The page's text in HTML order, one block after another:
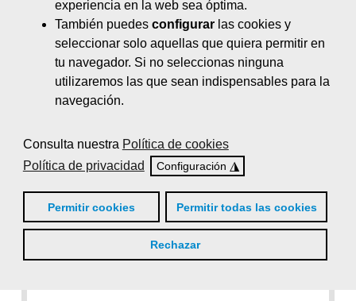
experiencia en la web sea óptima.
También puedes configurarlas cookies y
seleccionar solo aquellas que quiera permitir en
tu navegador. Si no seleccionas ninguna
utilizaremos las que sean indispensables para la
navegación.
Consulta nuestra Política de cookies
Política de privacidad
Configuración ◮
Permitir cookies Permitir todas las cookies
Rechazar
Instalaciones de energía eólica (100
horas)
Instalaciones eléctricas de B.T. en
edificación (70 horas)
instalaciones industriales (90 horas)
distribución eléctrica (30 horas)
Normativa, obligaciones y novedades en
el mantenimiento de instalaciones